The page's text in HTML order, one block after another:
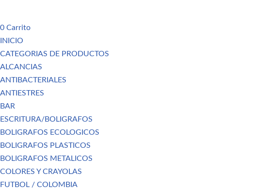
0 Carrito
INICIO
CATEGORIAS DE PRODUCTOS
ALCANCIAS
ANTIBACTERIALES
ANTIESTRES
BAR
ESCRITURA/BOLIGRAFOS
BOLIGRAFOS ECOLOGICOS
BOLIGRAFOS PLASTICOS
BOLIGRAFOS METALICOS
COLORES Y CRAYOLAS
FUTBOL / COLOMBIA